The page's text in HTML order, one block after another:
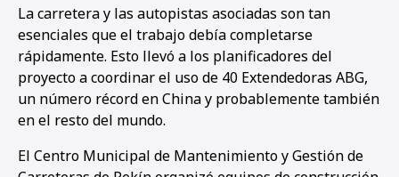
La carretera y las autopistas asociadas son tan
esenciales que el trabajo debía completarse
rápidamente. Esto llevó a los planificadores del
proyecto a coordinar el uso de 40 Extendedoras ABG,
un número récord en China y probablemente también
en el resto del mundo.
El Centro Municipal de Mantenimiento y Gestión de